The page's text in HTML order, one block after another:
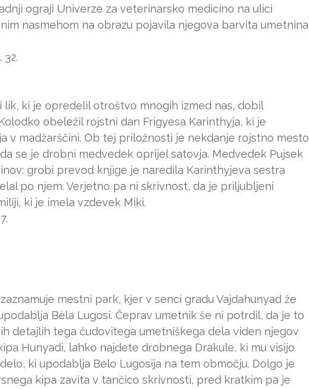
ograji Univerze za veterinarsko medicino na ulici
nasmehom na obrazu pojavila njegova barvita umetnina
lik, ki je opredelil otroštvo mnogih izmed nas, dobil
obeležil rojstni dan Frigyesa Karinthyja, ki je
v madžarščini. Ob tej priložnosti je nekdanje rojstno mesto
se je drobni medvedek oprijel satovja. Medvedek Pujsek
grobi prevod knjige je naredila Karinthyjeva sestra
po njem. Verjetno pa ni skrivnost, da je priljubljeni
ki je imela vzdevek Miki.
mestni park, kjer v senci gradu Vajdahunyad že
Béla Lugosi. Čeprav umetnik še ni potrdil, da je to
detajlih tega čudovitega umetniškega dela viden njegov
Hunyadi, lahko najdete drobnega Drakule, ki mu visijo
ki upodablja Belo Lugosija na tem območju. Dolgo je
kipa zavita v tančico skrivnosti, pred kratkim pa je